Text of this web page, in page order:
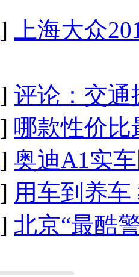
]
上海大众
] 评论：交通
] 哪款性价比
] 奥迪A1实
] 用车到养
] 北京“最酷